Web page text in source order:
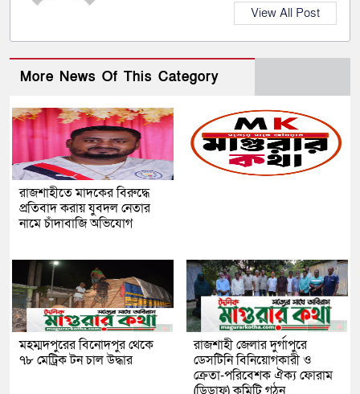
View All Post
More News Of This Category
রাজশাহীতে মাদকের বিরুদ্ধে
প্রতিবাদ করায় যুবদল নেতার
নামে চাঁদাবাজি অভিযোগ
মহম্মদপুরের বিনোদপুর থেকে
৭৮ মেট্রিক টন চাল উদ্ধার
রাজশাহী জেলার দুর্গাপুরে
ডেসটিনি বিনিয়োগকারী ও
ক্রেতা-পরিবেশক ঐক্য ফোরাম